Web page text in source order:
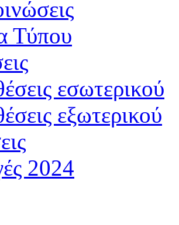
Τύπου
εσωτερικού
εξωτερικού
2024